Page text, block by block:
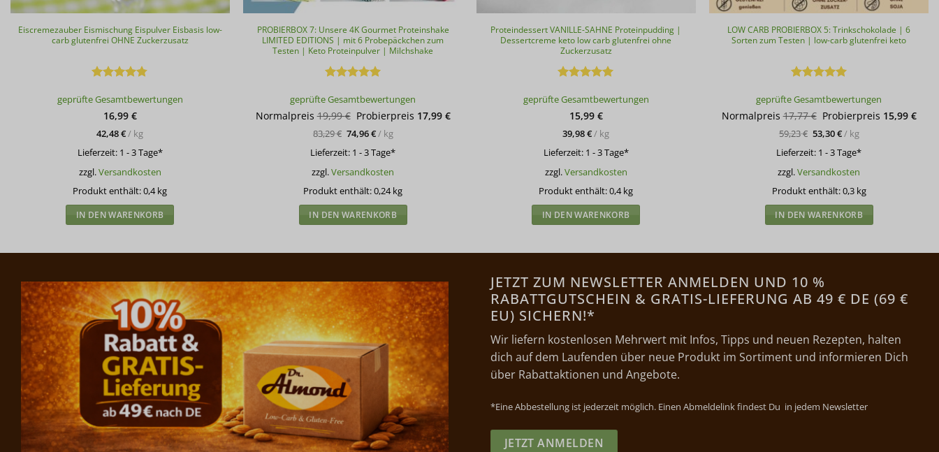
Eiscremezauber Eismischung Eispulver Eisbasis low-
carb glutenfrei OHNE Zuckerzusatz
mit4.74
von 5
geprüfte Gesamtbewertungen
16,99 €
42,48€/ kg
Lieferzeit: 1 - 3 Tage*
zzgl.Versandkosten
Produkt enthält: 0,4kg
IN DEN WARENKORB
PROBIERBOX 7: Unsere 4K Gourmet Proteinshake
LIMITED EDITIONS | mit 6 Probepäckchen zum
Testen | Keto Proteinpulver | Milchshake
mit5von
5
geprüfte Gesamtbewertungen
Normalpreis 19,99€ Ursprünglicher
war:
Probierpreis 17,99 €Aktueller
83,29€ 74,96€/ kg
Lieferzeit: 1 - 3 Tage*
zzgl.Versandkosten
Produkt enthält: 0,24kg
IN DEN WARENKORB
Proteindessert VANILLE-SAHNE Proteinpudding |
Dessertcreme keto low carb glutenfrei ohne
Zuckerzusatz
mit4.91
von 5
geprüfte Gesamtbewertungen
15,99 €
39,98€/ kg
Lieferzeit: 1 - 3 Tage*
zzgl.Versandkosten
Produkt enthält: 0,4kg
IN DEN WARENKORB
LOW CARB PROBIERBOX 5: Trinkschokolade | 6
Sorten zum Testen | low-carb glutenfrei keto
mit5von
5
geprüfte Gesamtbewertungen
Normalpreis 17,77€ Ursprünglicher
war:
Probierpreis 15,99 €
59,23€ 53,30€/ kg
Lieferzeit: 1 - 3 Tage*
zzgl.Versandkosten
Produkt enthält: 0,3 kg
IN DEN WARENKORB
JETZT ZUM NEWSLETTER ANMELDEN UND 10 %
RABATTGUTSCHEIN & GRATIS-LIEFERUNG AB 49 € DE (69 €
EU) SICHERN!*
Wir liefern kostenlosen Mehrwert mit Infos, Tipps und neuen Rezepten, halten
dich auf dem Laufenden über neue Produkt im Sortiment und informieren Dich
über Rabattaktionen und Angebote.
*Eine Abbestellung ist jederzeit möglich. Einen Abmeldelink findest Du in jedem Newsletter
JETZT ANMELDEN